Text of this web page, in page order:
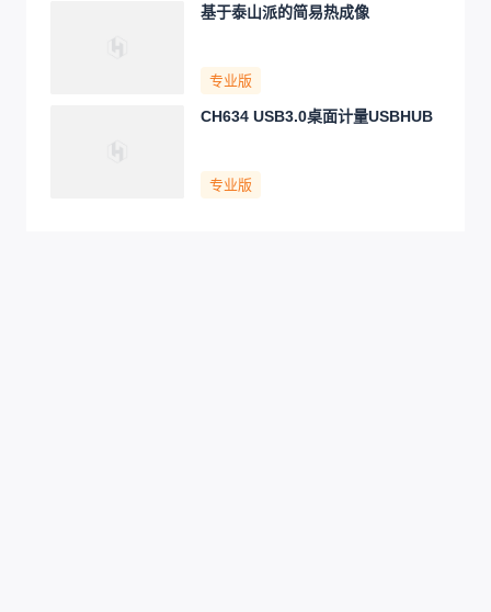
基于泰山派的简易热成像
专业版
CH634 USB3.0桌面计量USBHUB
专业版